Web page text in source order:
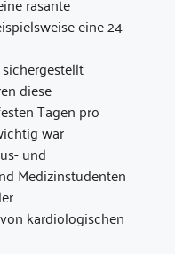
eine 24-
diese
Tagen pro
war
und
Medizinstudenten
kardiologischen